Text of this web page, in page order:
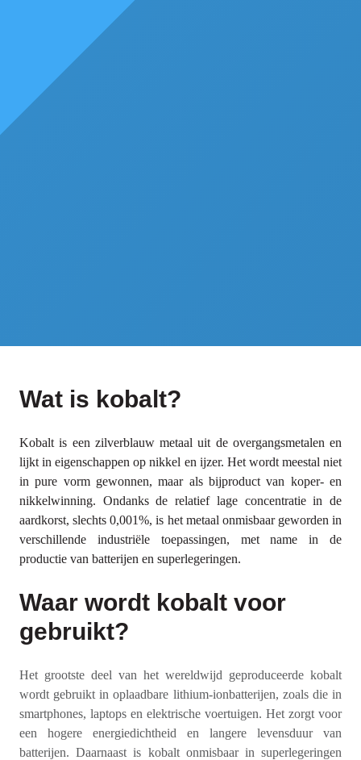
Wat is kobalt?
Kobalt is een zilverblauw metaal uit de overgangsmetalen en
lijkt in eigenschappen op nikkel en ijzer. Het wordt meestal niet
in pure vorm gewonnen, maar als bijproduct van koper- en
nikkelwinning. Ondanks de relatief lage concentratie in de
aardkorst, slechts 0,001%, is het metaal onmisbaar geworden in
verschillende industriële toepassingen, met name in de
productie van batterijen en superlegeringen.
Waar wordt kobalt voor
gebruikt?
Het grootste deel van het wereldwijd geproduceerde kobalt
wordt gebruikt in oplaadbare lithium-ionbatterijen, zoals die in
smartphones, laptops en elektrische voertuigen. Het zorgt voor
een hogere energiedichtheid en langere levensduur van
batterijen. Daarnaast is kobalt onmisbaar in superlegeringen